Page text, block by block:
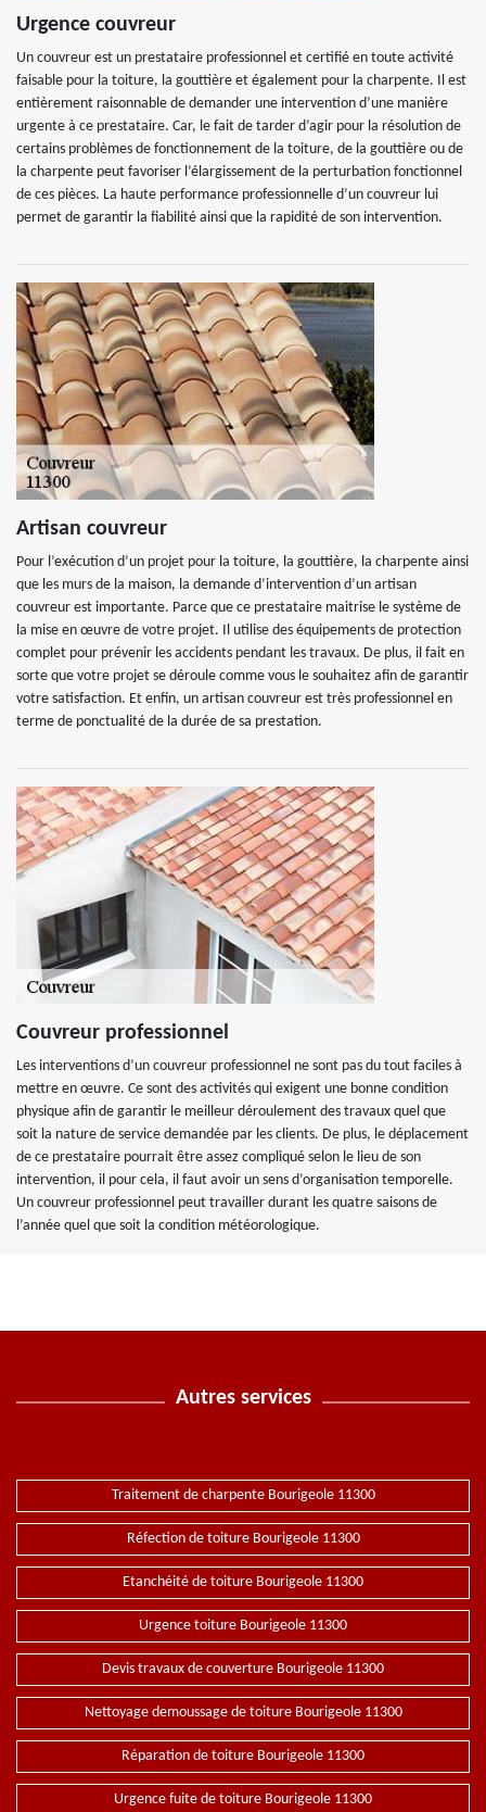
Urgence couvreur
Un couvreur est un prestataire professionnel et certifié en toute activité
faisable pour la toiture, la gouttière et également pour la charpente. Il est
entièrement raisonnable de demander une intervention d’une manière
urgente à ce prestataire. Car, le fait de tarder d’agir pour la résolution de
certains problèmes de fonctionnement de la toiture, de la gouttière ou de
la charpente peut favoriser l’élargissement de la perturbation fonctionnel
de ces pièces. La haute performance professionnelle d’un couvreur lui
permet de garantir la fiabilité ainsi que la rapidité de son intervention.
Artisan couvreur
Pour l’exécution d’un projet pour la toiture, la gouttière, la charpente ainsi
que les murs de la maison, la demande d’intervention d’un artisan
couvreur est importante. Parce que ce prestataire maitrise le système de
la mise en œuvre de votre projet. Il utilise des équipements de protection
complet pour prévenir les accidents pendant les travaux. De plus, il fait en
sorte que votre projet se déroule comme vous le souhaitez afin de garantir
votre satisfaction. Et enfin, un artisan couvreur est très professionnel en
terme de ponctualité de la durée de sa prestation.
Couvreur professionnel
Les interventions d’un couvreur professionnel ne sont pas du tout faciles à
mettre en œuvre. Ce sont des activités qui exigent une bonne condition
physique afin de garantir le meilleur déroulement des travaux quel que
soit la nature de service demandée par les clients. De plus, le déplacement
de ce prestataire pourrait être assez compliqué selon le lieu de son
intervention, il pour cela, il faut avoir un sens d’organisation temporelle.
Un couvreur professionnel peut travailler durant les quatre saisons de
l’année quel que soit la condition météorologique.
Autres services
Traitement de charpente Bourigeole 11300
Réfection de toiture Bourigeole 11300
Etanchéité de toiture Bourigeole 11300
Urgence toiture Bourigeole 11300
Devis travaux de couverture Bourigeole 11300
Nettoyage demoussage de toiture Bourigeole 11300
Réparation de toiture Bourigeole 11300
Urgence fuite de toiture Bourigeole 11300